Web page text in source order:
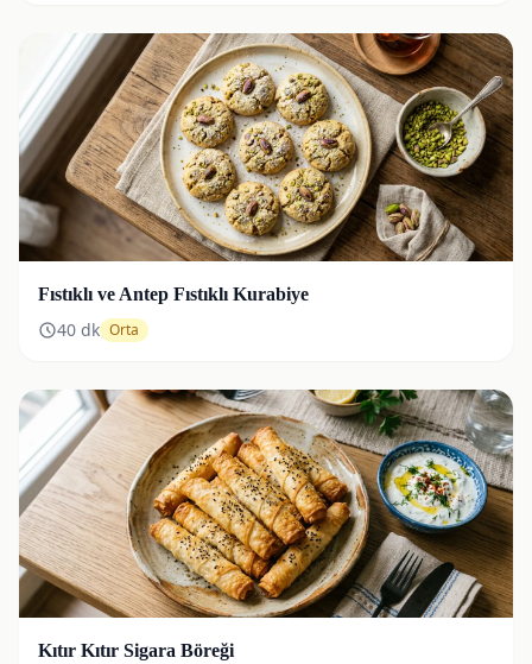
Fıstıklı ve Antep Fıstıklı Kurabiye
40 dk Orta
Kıtır Kıtır Sigara Böreği